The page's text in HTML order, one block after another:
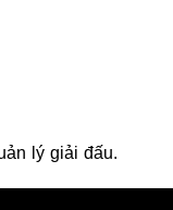
lý giải đấu.